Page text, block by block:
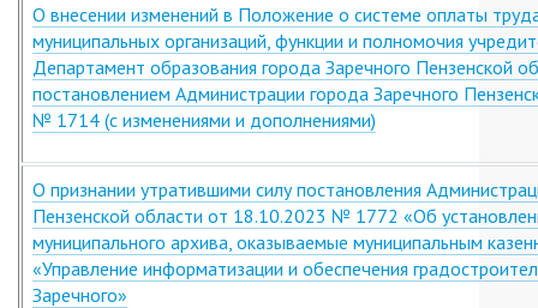
О внесении изменений в Положение о системе оплаты
муниципальных организаций, функции и полномочия
Департамент образования города Заречного Пензенской
постановлением Администрации города Заречного
№ 1714 (с изменениями и дополнениями)
О признании утратившими силу постановления
Пензенской области от 18.10.2023 № 1772 «Об
муниципального архива, оказываемые муниципальным
«Управление информатизации и обеспечения
Заречного»